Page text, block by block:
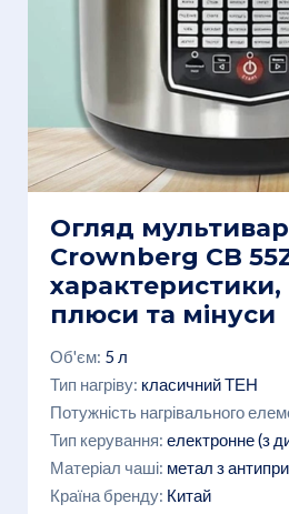
Огляд
Crownberg CB
плюси та мінуси
Об'єм: 5 л
Тип нагріву: класичний ТЕН
Потужність нагрівального
Тип керування: електронне (з
Матеріал чаші: метал з
Країна бренду: Китай